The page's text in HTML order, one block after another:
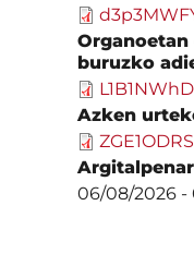
buruzko
Azken
06/08/2026 -